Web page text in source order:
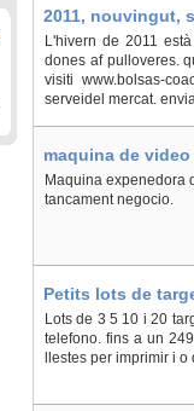
2011, nouvingut,
L'hivern de 2011
dones af pulloveres.
visiti www.bolsas-
serveidel mercat.
maquina de
Maquina expenedora
tancament negocio.
Petits lots de
Lots de 3 5 10 i 20
telefono. fins a un
llestes per imprimir i